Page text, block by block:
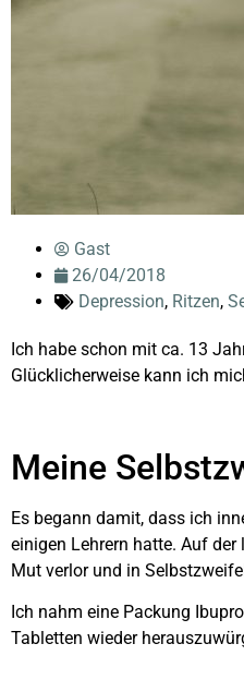
Gast
26/04/2018
Depression, Ritzen,
Ich habe schon mit ca. 13
Glücklicherweise kann ich
Meine
Es begann damit, dass ich
einigen Lehrern hatte. Auf
Mut verlor und in
Ich nahm eine Packung
Tabletten wieder